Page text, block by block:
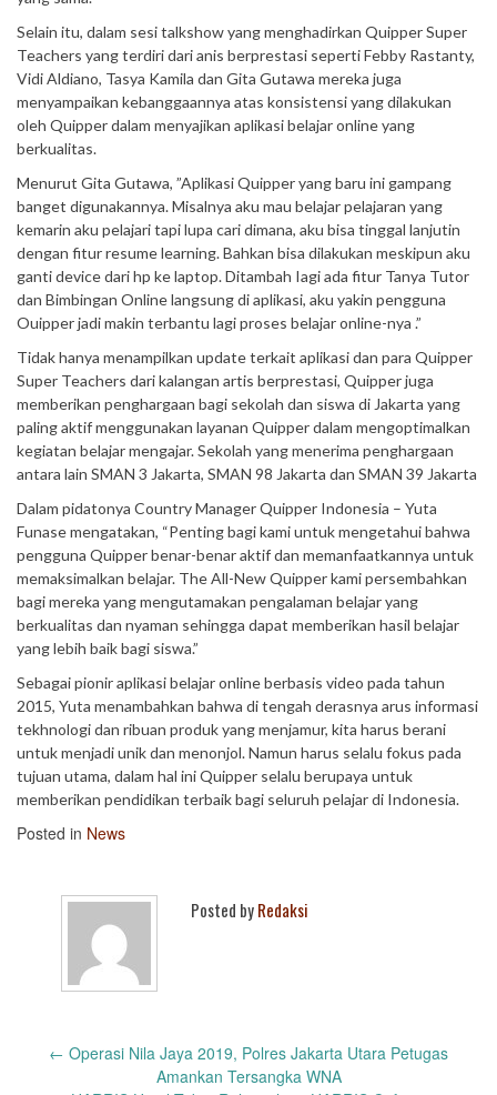
Selain itu, dalam sesi talkshow yang menghadirkan Quipper Super
Teachers yang terdiri dari anis berprestasi seperti Febby Rastanty,
Vidi Aldiano, Tasya Kamila dan Gita Gutawa mereka juga
menyampaikan kebanggaannya atas konsistensi yang dilakukan
oleh Quipper dalam menyajikan aplikasi belajar online yang
berkualitas.
Menurut Gita Gutawa, ”Aplikasi Quipper yang baru ini gampang
banget digunakannya. Misalnya aku mau belajar pelajaran yang
kemarin aku pelajari tapi lupa cari dimana, aku bisa tinggal lanjutin
dengan fitur resume learning. Bahkan bisa dilakukan meskipun aku
ganti device dari hp ke laptop. Ditambah Iagi ada fitur Tanya Tutor
dan Bimbingan Online langsung di aplikasi, aku yakin pengguna
Ouipper jadi makin terbantu lagi proses belajar online-nya .”
Tidak hanya menampilkan update terkait aplikasi dan para Quipper
Super Teachers dari kalangan artis berprestasi, Quipper juga
memberikan penghargaan bagi sekolah dan siswa di Jakarta yang
paling aktif menggunakan layanan Quipper dalam mengoptimalkan
kegiatan belajar mengajar. Sekolah yang menerima penghargaan
antara lain SMAN 3 Jakarta, SMAN 98 Jakarta dan SMAN 39 Jakarta
Dalam pidatonya Country Manager Quipper Indonesia – Yuta
Funase mengatakan, “Penting bagi kami untuk mengetahui bahwa
pengguna Quipper benar-benar aktif dan memanfaatkannya untuk
memaksimalkan belajar. The All-New Quipper kami persembahkan
bagi mereka yang mengutamakan pengalaman belajar yang
berkualitas dan nyaman sehingga dapat memberikan hasil belajar
yang lebih baik bagi siswa.”
Sebagai pionir aplikasi belajar online berbasis video pada tahun
2015, Yuta menambahkan bahwa di tengah derasnya arus informasi
tekhnologi dan ribuan produk yang menjamur, kita harus berani
untuk menjadi unik dan menonjol. Namun harus selalu fokus pada
tujuan utama, dalam hal ini Quipper selalu berupaya untuk
memberikan pendidikan terbaik bagi seluruh pelajar di Indonesia.
Posted in News
Posted byRedaksi
Post← Operasi Nila Jaya 2019, Polres Jakarta Utara Petugas
Amankan Tersangka WNA